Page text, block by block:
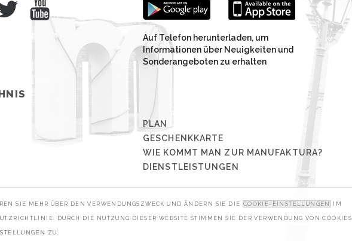
Auf Telefon herunterladen, um
Informationen über Neuigkeiten und
Sonderangeboten zu erhalten
PLAN
GESCHENKKARTE
WIE KOMMT MAN ZUR MANUFAKTURA?
DIENSTLEISTUNGEN
Developers
SIE MEHR ÜBER DEN VERWENDUNGSZWECK UND ÄNDERN SIE DIE COOKIE-EINSTELLUNGEN IM
DURCH DIE NUTZUNG DIESER WEBSITE STIMMEN SIE DER VERWENDUNG VON COOKIES
ZU.